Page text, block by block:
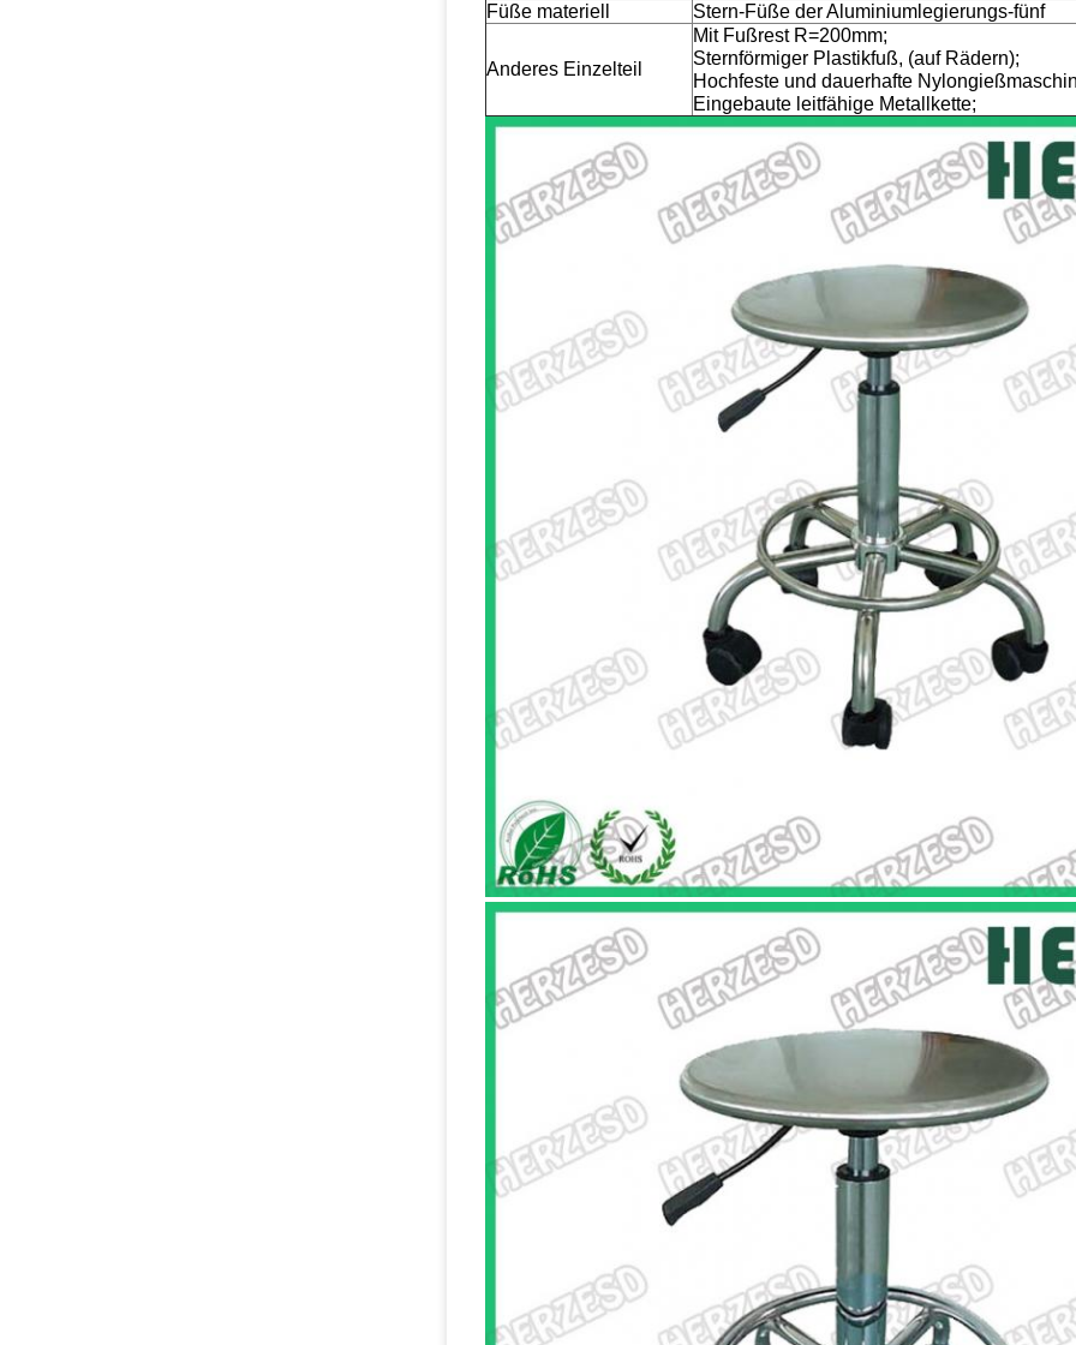
Füße materiell
Stern-Füße der Aluminiumlegierungs-fünf
Anderes Einzelteil
Mit Fußrest R=200mm;
Sternförmiger Plastikfuß, (auf Rädern);
Hochfeste und dauerhafte
Eingebaute leitfähige Metallkette;